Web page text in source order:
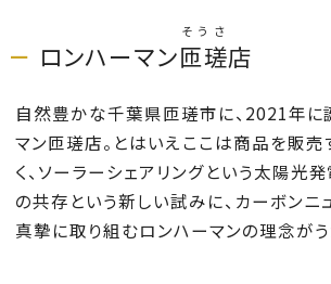
最新号を試し読み
ロンハーマン匝瑳
そうさ
店
自然豊かな千葉県匝瑳市に、2021年に
マン匝瑳店。とはいえここは商品を販売
く、ソーラーシェアリングという太陽光
の共存という新しい試みに、カーボンニ
真摯に取り組むロンハーマンの理念がう